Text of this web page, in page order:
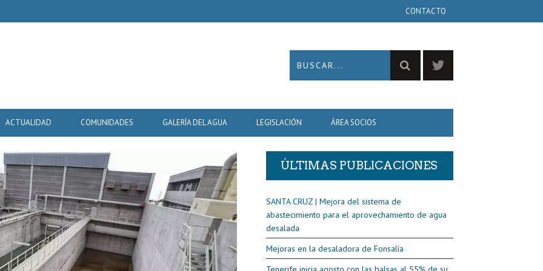
CONTACTO
ACTUALIDAD COMUNIDADES GALERÍA DEL AGUA LEGISLACIÓN ÁREA SOCIOS
ÚLTIMAS PUBLICACIONES
SANTA CRUZ | Mejora del sistema de
abastecimiento para el aprovechamiento de agua
desalada
Mejoras en la desaladora de Fonsalía